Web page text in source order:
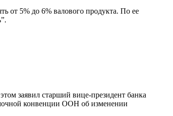
от 5% до 6% валового продукта. По ее
заявил старший вице-президент банка
конвенции ООН об изменении